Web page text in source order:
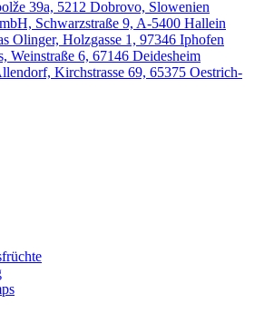
39a, 5212 Dobrovo, Slowenien
Schwarzstraße 9, A-5400 Hallein
Olinger, Holzgasse 1, 97346 Iphofen
Weinstraße 6, 67146 Deidesheim
Kirchstrasse 69, 65375 Oestrich-